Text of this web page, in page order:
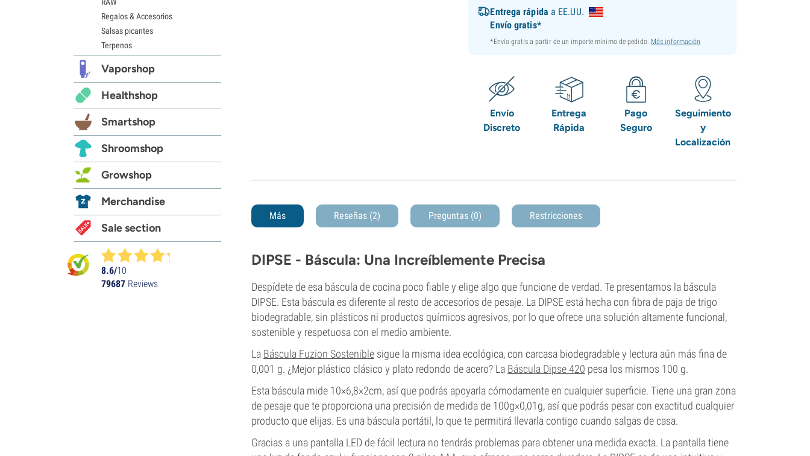
Entrega rápida a EE.UU.
Envío gratis*
*Envío gratis a partir de un importe mínimo de pedido. Más información
Envío
Discreto
Entrega
Rápida
Pago
Seguro
Seguimiento
y
Localización
Más Reseñas (2) Preguntas (0) Restricciones
DIPSE - Báscula: Una Increíblemente Precisa
Despídete de esa báscula de cocina poco fiable y elige algo que funcione de verdad. Te presentamos la báscula
DIPSE. Esta báscula es diferente al resto de accesorios de pesaje. La DIPSE está hecha con fibra de paja de trigo
biodegradable, sin plásticos ni productos químicos agresivos, por lo que ofrece una solución altamente funcional,
sostenible y respetuosa con el medio ambiente.
La Báscula Fuzion Sostenible sigue la misma idea ecológica, con carcasa biodegradable y lectura aún más fina de
0,001 g. ¿Mejor plástico clásico y plato redondo de acero? La Báscula Dipse 420 pesa los mismos 100 g.
Esta báscula mide 10×6,8×2cm, así que podrás apoyarla cómodamente en cualquier superficie. Tiene una gran zona
de pesaje que te proporciona una precisión de medida de 100g×0,01g, así que podrás pesar con exactitud cualquier
producto que elijas. Es una báscula portátil, lo que te permitirá llevarla contigo cuando salgas de casa.
Gracias a una pantalla LED de fácil lectura no tendrás problemas para obtener una medida exacta. La pantalla tiene
Regalos & Accesorios
Salsas picantes
Terpenos
Vaporshop
Healthshop
Smartshop
Shroomshop
Growshop
Merchandise
Sale section
8.6/10
79687 Reviews